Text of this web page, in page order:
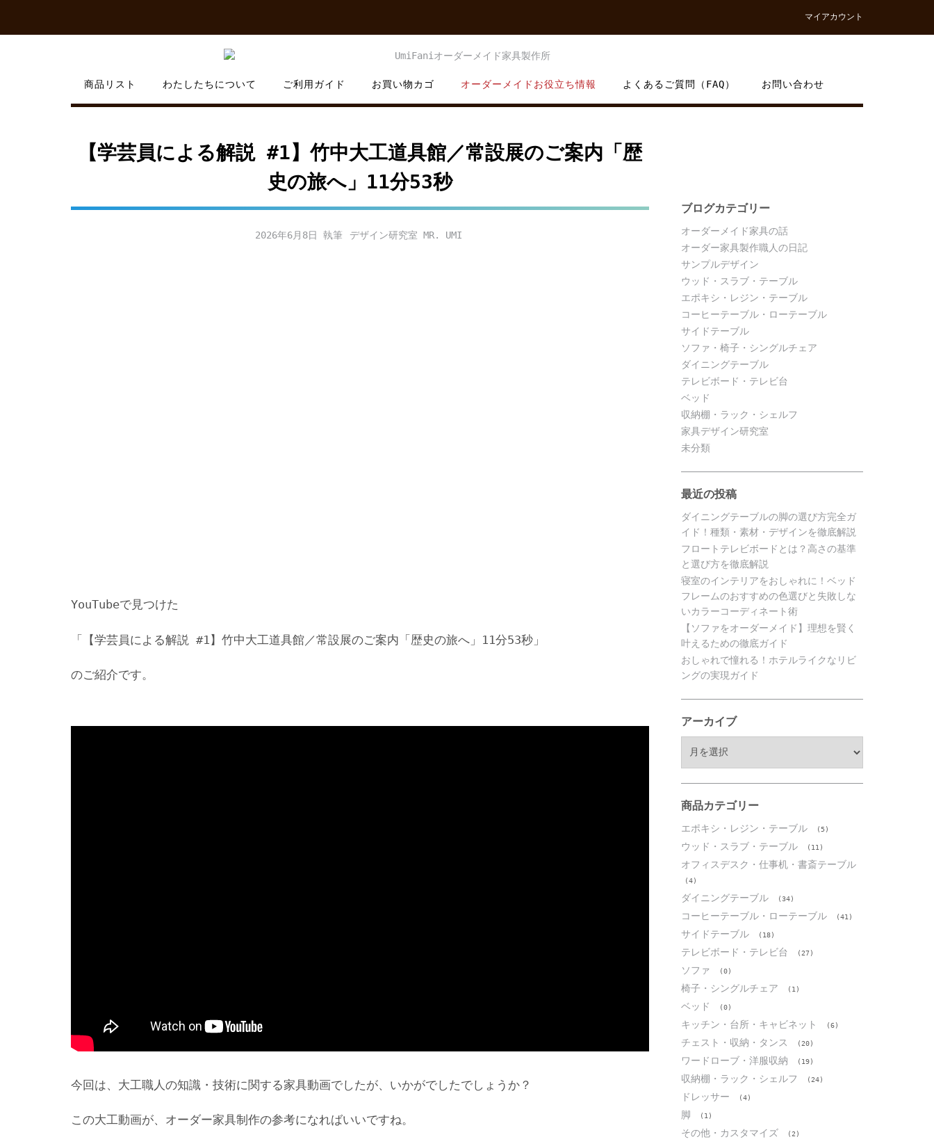
content
マイアカウント
商品リスト わたしたちについて ご利用ガイド お買い物カゴ オーダーメイドお役立ち情報 よくあるご質問（FAQ） お問い合わせ
【学芸員による解説 #1】竹中大工道具館／常設展のご案内「歴
史の旅へ」11分53秒
2026年6月8日 デザイン研究室 MR. UMI
YouTubeで見つけた
「【学芸員による解説 #1】竹中大工道具館／常設展のご案内「歴史の旅へ」11分53秒」
のご紹介です。
今回は、大工職人の知識・技術に関する家具動画でしたが、いかがでしたでしょうか？
この大工動画が、オーダー家具制作の参考になればいいですね。
ブログカテゴリー
オーダーメイド家具の話
オーダー家具製作職人の日記
サンプルデザイン
ウッド・スラブ・テーブル
エポキシ・レジン・テーブル
コーヒーテーブル・ローテーブル
サイドテーブル
ソファ・椅子・シングルチェア
ダイニングテーブル
テレビボード・テレビ台
ベッド
収納棚・ラック・シェルフ
家具デザイン研究室
未分類
最近の投稿
ダイニングテーブルの脚の選び方完全ガ
イド！種類・素材・デザインを徹底解説
フロートテレビボードとは？高さの基準
と選び方を徹底解説
寝室のインテリアをおしゃれに！ベッド
フレームのおすすめの色選びと失敗しな
いカラーコーディネート術
【ソファをオーダーメイド】理想を賢く
叶えるための徹底ガイド
おしゃれで憧れる！ホテルライクなリビ
ングの実現ガイド
アーカイブ
ブ
商品カテゴリー
エポキシ・レジン・テーブル (5)
ウッド・スラブ・テーブル (11)
オフィスデスク・仕事机・書斎テーブル
(4)
ダイニングテーブル (34)
コーヒーテーブル・ローテーブル (41)
サイドテーブル (18)
テレビボード・テレビ台 (27)
ソファ (0)
椅子・シングルチェア (1)
ベッド (0)
キッチン・台所・キャビネット (6)
チェスト・収納・タンス (20)
ワードローブ・洋服収納 (19)
収納棚・ラック・シェルフ (24)
ドレッサー (4)
脚 (1)
その他・カスタマイズ (2)